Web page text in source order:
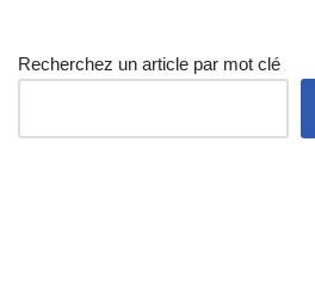
Recherchez un article par mot clé